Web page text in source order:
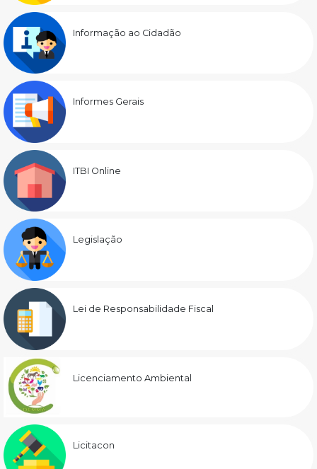
Informação ao Cidadão
Informes Gerais
ITBI Online
Legislação
Lei de Responsabilidade Fiscal
Licenciamento Ambiental
Licitacon